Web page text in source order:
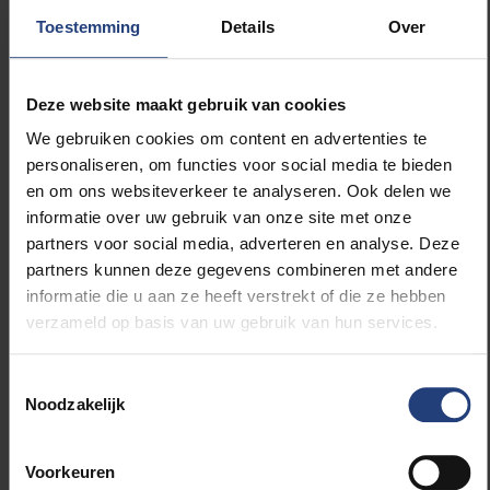
Toestemming Details Over
Deze website maakt gebruik van cookies
We gebruiken cookies om content en advertenties te
personaliseren, om functies voor social media te bieden
en om ons websiteverkeer te analyseren. Ook delen we
informatie over uw gebruik van onze site met onze
partners voor social media, adverteren en analyse. Deze
partners kunnen deze gegevens combineren met andere
informatie die u aan ze heeft verstrekt of die ze hebben
verzameld op basis van uw gebruik van hun services.
Noodzakelijk
Voorkeuren
Maarten Moens: “Volgens internationale richtlijnen
kanker. Er is het probleem van de gewenning: de
patiënt heeft steeds meer nodig om de pijn te
onderdrukken. Het risico op verslaving of een
overdosis is ook groot. Toch worden ze veelvuldig
voorgeschreven, ter goeder trouw, omdat zenuwpijn
zo erg is. Bijna iedereen die voor neuromodulatie in
aanmerking komt, neemt op dat moment opiaten.
We beseffen dat die pijnmedicatie interfereert met de
bijvoorbeeld af op het pijnniveau mét opiaten, terwijl
de patiënt die achteraf zal afbouwen. Helemaal
zeer zwaar, de kans op hervallen is groot. Patiënten